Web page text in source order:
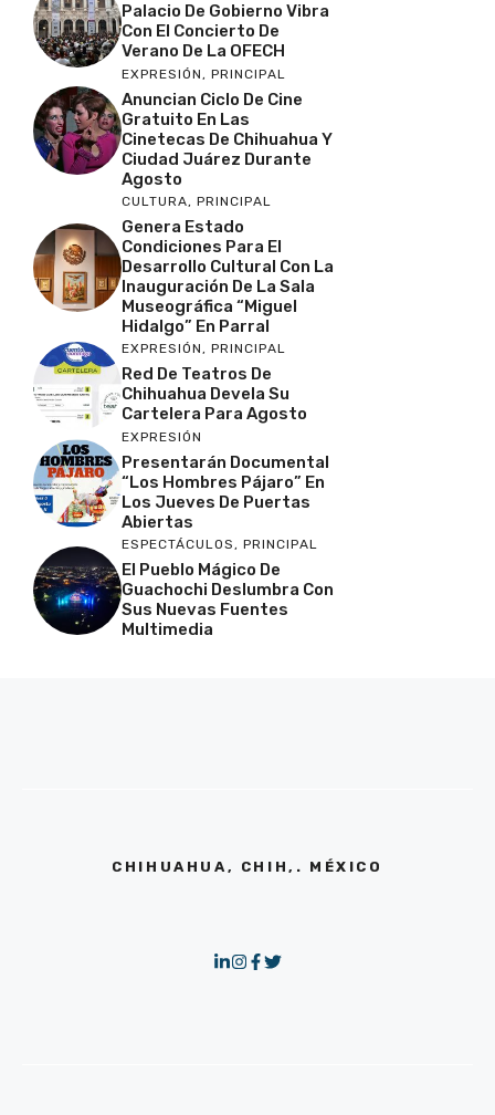
Palacio De Gobierno Vibra
Con El Concierto De
Verano De La OFECH
EXPRESIÓN , PRINCIPAL
Anuncian Ciclo De Cine
Gratuito En Las
Cinetecas De Chihuahua Y
Ciudad Juárez Durante
Agosto
CULTURA, PRINCIPAL
Genera Estado
Condiciones Para El
Desarrollo Cultural Con La
Inauguración De La Sala
Museográfica “Miguel
Hidalgo” En Parral
EXPRESIÓN, PRINCIPAL
Red De Teatros De
Chihuahua Devela Su
Cartelera Para Agosto
EXPRESIÓN
Presentarán Documental
“Los Hombres Pájaro” En
Los Jueves De Puertas
Abiertas
ESPECTÁCULOS , PRINCIPAL
El Pueblo Mágico De
Guachochi Deslumbra Con
Sus Nuevas Fuentes
Multimedia
CHIHUAHUA, CHIH,. MÉXICO